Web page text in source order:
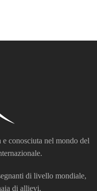
conosciuta nel mondo del
di livello mondiale,
di allievi.